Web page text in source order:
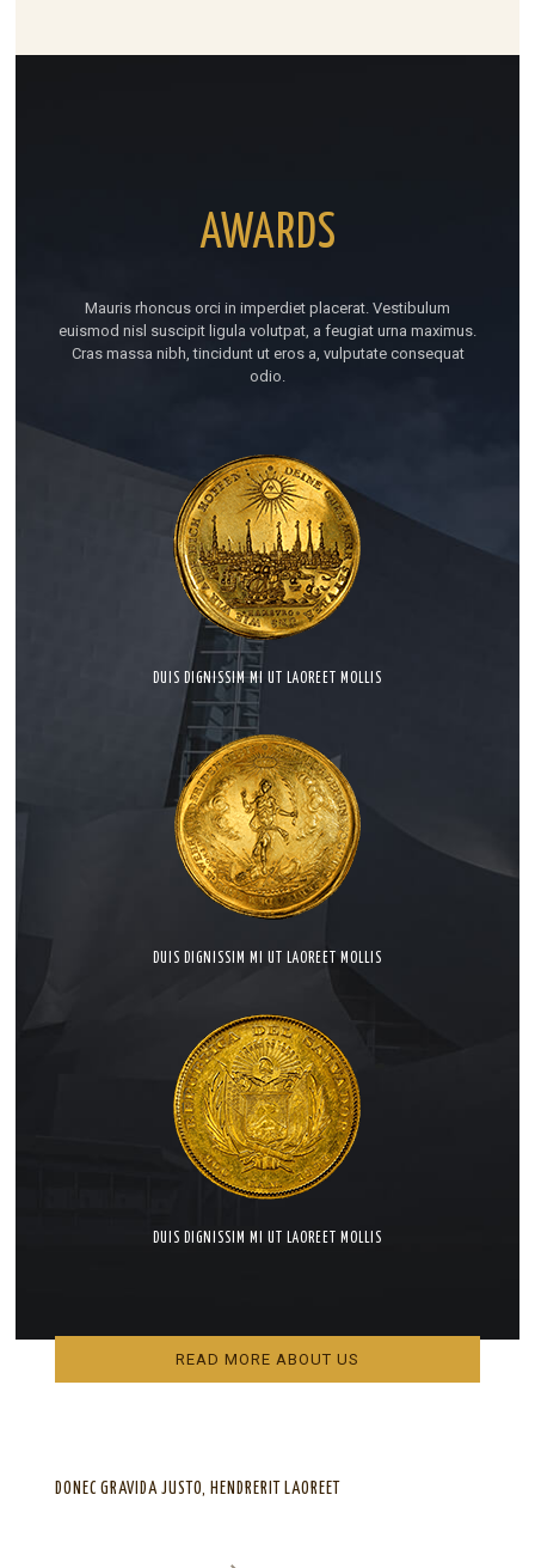
AWARDS
Mauris rhoncus orci in imperdiet placerat. Vestibulum
euismod nisl suscipit ligula volutpat, a feugiat urna maximus.
Cras massa nibh, tincidunt ut eros a, vulputate consequat
odio.
DUIS DIGNISSIM MI UT LAOREET MOLLIS
DUIS DIGNISSIM MI UT LAOREET MOLLIS
DUIS DIGNISSIM MI UT LAOREET MOLLIS
READ MORE ABOUT US
DONEC GRAVIDA JUSTO, HENDRERIT LAOREET